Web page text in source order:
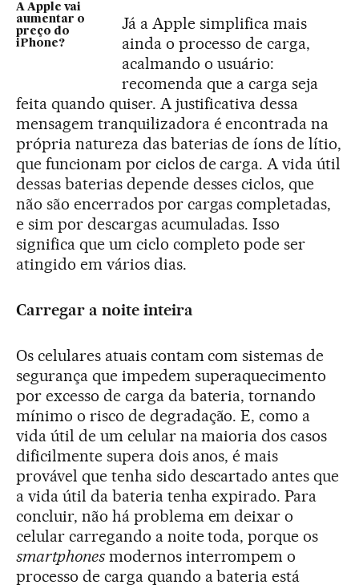
A Apple vai
aumentar o
preço do
iPhone?
Já a Apple simplifica mais
ainda o processo de carga,
acalmando o usuário:
recomenda que a carga seja
feita quando quiser. A justificativa dessa
mensagem tranquilizadora é encontrada na
própria natureza das baterias de íons de lítio,
que funcionam por ciclos de carga. A vida útil
dessas baterias depende desses ciclos, que
não são encerrados por cargas completadas,
e sim por descargas acumuladas. Isso
significa que um ciclo completo pode ser
atingido em vários dias.
Carregar a noite inteira
Os celulares atuais contam com sistemas de
segurança que impedem superaquecimento
por excesso de carga da bateria, tornando
mínimo o risco de degradação. E, como a
vida útil de um celular na maioria dos casos
dificilmente supera dois anos, é mais
provável que tenha sido descartado antes que
a vida útil da bateria tenha expirado. Para
concluir, não há problema em deixar o
celular carregando a noite toda, porque os
smartphonesmodernos interrompem o
processo de carga quando a bateria está